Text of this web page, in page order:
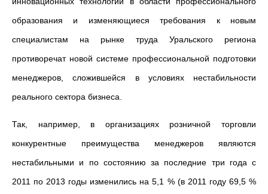
образования и изменяющиеся требования к новым
специалистам на рынке труда Уральского региона
противоречат новой системе профессиональной подготовки
менеджеров, сложившейся в условиях нестабильности
реального сектора бизнеса.
Так, например, в организациях розничной торговли
конкурентные преимущества менеджеров являются
нестабильными и по состоянию за последние три года с
2011 по 2013 годы изменились на 5,1 % (в 2011 году 69,5 %